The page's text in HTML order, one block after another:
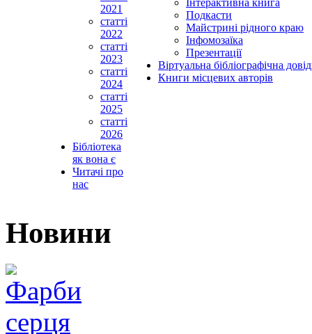
2021
статті
2022
статті
2023
статті
2024
статті
2025
статті
2026
Бібліотека
як вона є
Читачі про
нас
Інтерактивна книга
Подкасти
Майстрині рідного краю
Інфомозаїка
Презентації
Віртуальна бібліографічна
Книги місцевих авторів
Новини